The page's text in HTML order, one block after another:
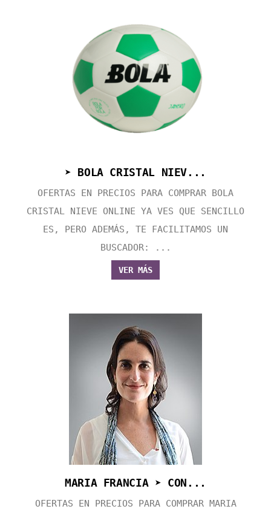
➤ BOLA CRISTAL NIEV...
OFERTAS EN PRECIOS PARA COMPRAR BOLA
CRISTAL NIEVE ONLINE YA VES QUE SENCILLO
ES, PERO ADEMÁS, TE FACILITAMOS UN
BUSCADOR: ...
VER MÁS
MARIA FRANCIA ➤ CON...
OFERTAS EN PRECIOS PARA COMPRAR MARIA